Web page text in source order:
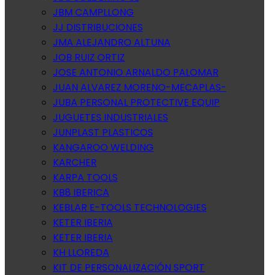
JBM CAMPLLONG
JJ DISTRIBUCIONES
JMA ALEJANDRO ALTUNA
JOB RUIZ ORTIZ
JOSE ANTONIO ARNALDO PALOMAR
JUAN ALVAREZ MORENO-MECAPLAS-
JUBA PERSONAL PROTECTIVE EQUIP
JUGUETES INDUSTRIALES
JUNPLAST PLASTICOS
KANGAROO WELDING
KARCHER
KARPA TOOLS
KB8 IBERICA
KEBLAR E-TOOLS TECHNOLOGIES
KETER IBERIA
KETER IBERIA
KH LLOREDA
KIT DE PERSONALIZACIÓN SPORT